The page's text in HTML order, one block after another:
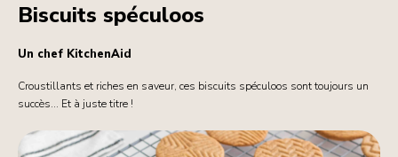
Biscuits spéculoos
Un chef KitchenAid
Croustillants et riches en saveur, ces biscuits spéculoos sont toujours un
succès... Et à juste titre !